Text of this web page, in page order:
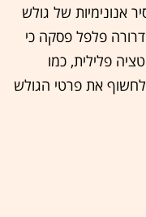
אנונימיות של גולש
פלפל פסקה כי
פלילית, כמו
את פרטי הגולש